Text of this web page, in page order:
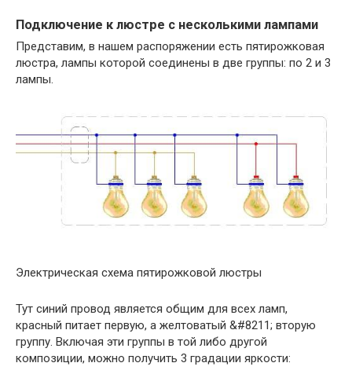
Подключение к люстре с несколькими лампами
Представим, в нашем распоряжении есть пятирожковая
люстра, лампы которой соединены в две группы: по 2 и 3
лампы.
Электрическая схема пятирожковой люстры
Тут синий провод является общим для всех ламп,
красный питает первую, а желтоватый &#8211; вторую
группу. Включая эти группы в той либо другой
композиции, можно получить 3 градации яркости: